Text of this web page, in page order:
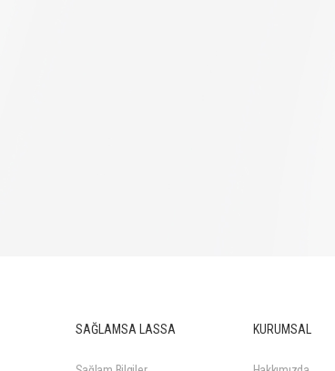
SAĞLAMSA LASSA KURUMSAL